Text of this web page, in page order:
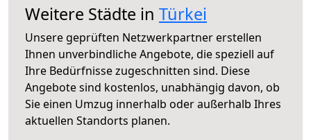
Weitere Städte in Türkei
Unsere geprüften Netzwerkpartner erstellen
Ihnen unverbindliche Angebote, die speziell auf
Ihre Bedürfnisse zugeschnitten sind. Diese
Angebote sind kostenlos, unabhängig davon, ob
Sie einen Umzug innerhalb oder außerhalb Ihres
aktuellen Standorts planen.